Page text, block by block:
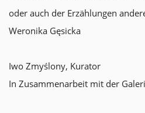
oder auch der Erzählungen
Weronika Gęsicka
Iwo Zmyślony, Kurator
In Zusammenarbeit mit der